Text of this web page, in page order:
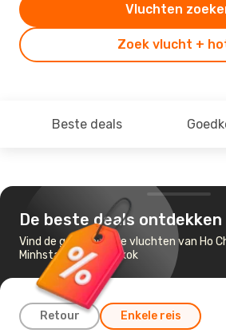
Zoek vlucht +
Vluchten
Beste deals
De beste deals ontdekken
Vind de goedkoopste vluchten van Ho
Minhstad naar Bangkok
Retour Enkele reis